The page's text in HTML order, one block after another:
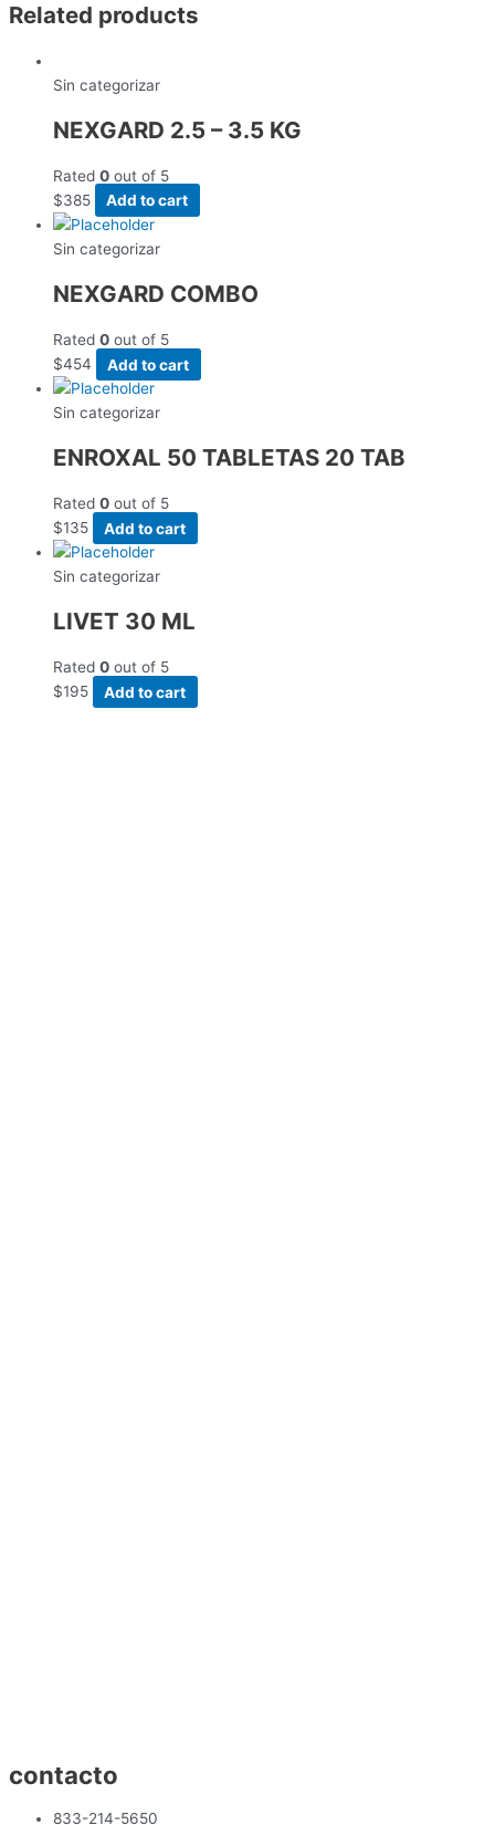
Related products
Sin categorizar
NEXGARD 2.5 – 3.5 KG
Rated 0 out of 5
$385 Add to cart
Sin categorizar
NEXGARD COMBO
Rated 0 out of 5
$454 Add to cart
Sin categorizar
ENROXAL 50 TABLETAS 20 TAB
Rated 0 out of 5
$135 Add to cart
Sin categorizar
LIVET 30 ML
Rated 0 out of 5
$195 Add to cart
contacto
833-214-5650